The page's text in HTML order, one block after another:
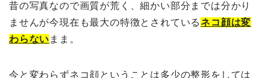
昔の写真なので画質が荒く、細かい部分までは分かり
ませんが今現在も最大の特徴とされているネコ顔は変
わらない まま。
今と変わらずネコ顔ということは多少の整形をしては